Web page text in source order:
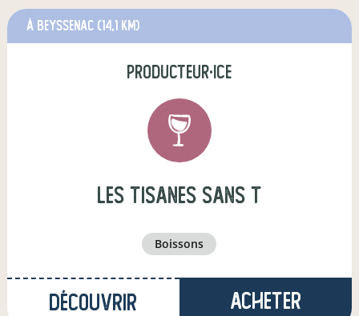
à Beyssenac (14,1 km)
producteur·ice
Les tisanes sans T
boissons
Découvrir Acheter